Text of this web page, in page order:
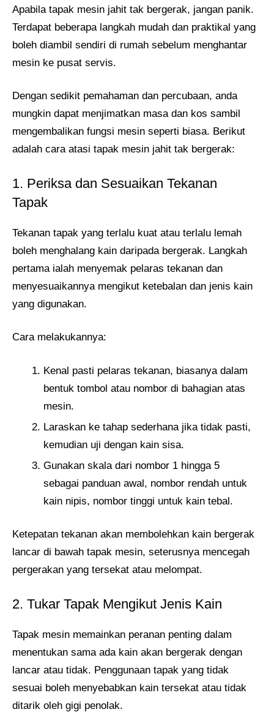
Apabila tapak mesin jahit tak bergerak, jangan panik.
Terdapat beberapa langkah mudah dan praktikal yang
boleh diambil sendiri di rumah sebelum menghantar
mesin ke pusat servis.
Dengan sedikit pemahaman dan percubaan, anda
mungkin dapat menjimatkan masa dan kos sambil
mengembalikan fungsi mesin seperti biasa. Berikut
adalah cara atasi tapak mesin jahit tak bergerak:
1. Periksa dan Sesuaikan Tekanan
Tapak
Tekanan tapak yang terlalu kuat atau terlalu lemah
boleh menghalang kain daripada bergerak. Langkah
pertama ialah menyemak pelaras tekanan dan
menyesuaikannya mengikut ketebalan dan jenis kain
yang digunakan.
Cara melakukannya:
Kenal pasti pelaras tekanan, biasanya dalam
bentuk tombol atau nombor di bahagian atas
mesin.
Laraskan ke tahap sederhana jika tidak pasti,
kemudian uji dengan kain sisa.
Gunakan skala dari nombor 1 hingga 5
sebagai panduan awal, nombor rendah untuk
kain nipis, nombor tinggi untuk kain tebal.
Ketepatan tekanan akan membolehkan kain bergerak
lancar di bawah tapak mesin, seterusnya mencegah
pergerakan yang tersekat atau melompat.
2. Tukar Tapak Mengikut Jenis Kain
Tapak mesin memainkan peranan penting dalam
menentukan sama ada kain akan bergerak dengan
lancar atau tidak. Penggunaan tapak yang tidak
sesuai boleh menyebabkan kain tersekat atau tidak
ditarik oleh gigi penolak.